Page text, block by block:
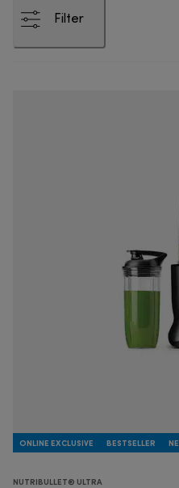
Filter
ONLINE EXCLUSIVE BESTSELLER
NUTRIBULLET® ULTRA